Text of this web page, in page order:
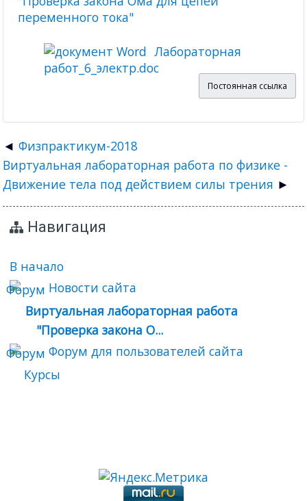
переменного тока"
Лабораторная
работ_6_электр.doc
Постоянная ссылка
Физпрактикум-2018
Виртуальная лабораторная работа по физике -
Движение тела под действием силы трения
Навигация
В начало
Новости сайта
Виртуальная лабораторная работа
"Проверка закона О...
Форум для пользователей сайта
Курсы